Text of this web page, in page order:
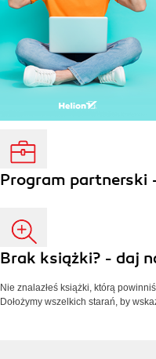
Program partnerski
Brak książki? - daj
Nie znalazłeś książki, którą
Dołożymy wszelkich starań, by